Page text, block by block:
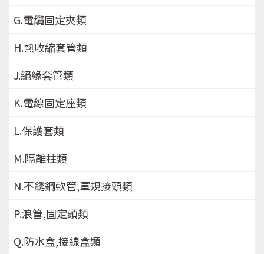
G.電纜固定夾類
H.熱收縮套管類
J.絕緣套管類
K.電線固定座類
L.保護套類
M.隔離柱類
N.不銹鋼軟管,軍規接頭類
P.浪管,固定頭類
Q.防水盒,接線盒類